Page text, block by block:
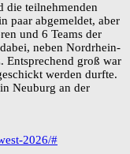
die teilnehmenden
paar abgemeldet, aber
und 6 Teams der
neben Nordrhein-
Entsprechend groß war
werden durfte.
Neuburg an der
2026/#